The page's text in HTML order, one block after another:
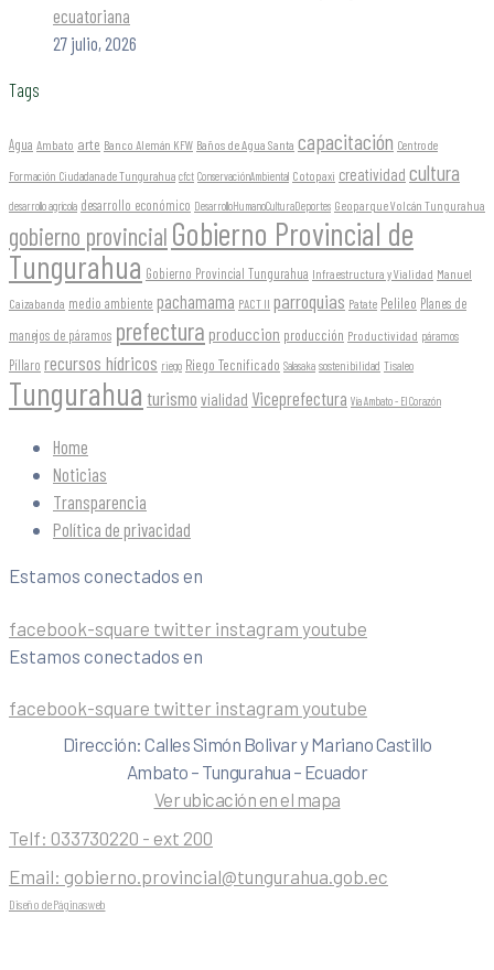
ecuatoriana
27 julio, 2026
Tags
Agua Ambato arte Banco Alemán KFW Baños de Agua Santa capacitación Centro de
Formación Ciudadana de Tungurahua cfct ConservaciónAmbiental Cotopaxi creatividad cultura
desarrollo agrícola desarrollo económico DesarrolloHumanoCulturaDeportes Geoparque Volcán Tungurahua
gobierno provincial Gobierno Provincial de
Tungurahua Gobierno Provincial Tungurahua Infraestructura y Vialidad Manuel
Caizabanda medio ambiente pachamama PACT II parroquias Patate Pelileo Planes de
manejos de páramos prefectura produccion producción Productividad páramos
Píllaro recursos hídricos riego Riego Tecnificado Salasaka sostenibilidad Tisaleo
Tungurahua turismo vialidad Viceprefectura Vía Ambato - El Corazón
Home
Noticias
Transparencia
Política de privacidad
Estamos conectados en
facebook-square twitter instagram youtube
Estamos conectados en
facebook-square twitter instagram youtube
Dirección: Calles Simón Bolivar y Mariano Castillo
Ambato – Tungurahua – Ecuador
Ver ubicación en el mapa
Telf: 033730220 - ext 200
Email: gobierno.provincial@tungurahua.gob.ec
Diseño de Páginas web